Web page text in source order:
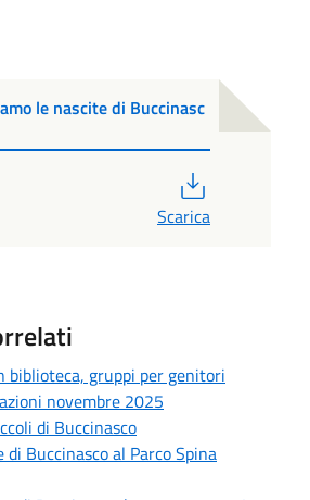
le nascite di Buccinasc
Scarica
biblioteca, gruppi per genitori
novembre 2025
di Buccinasco
Buccinasco al Parco Spina